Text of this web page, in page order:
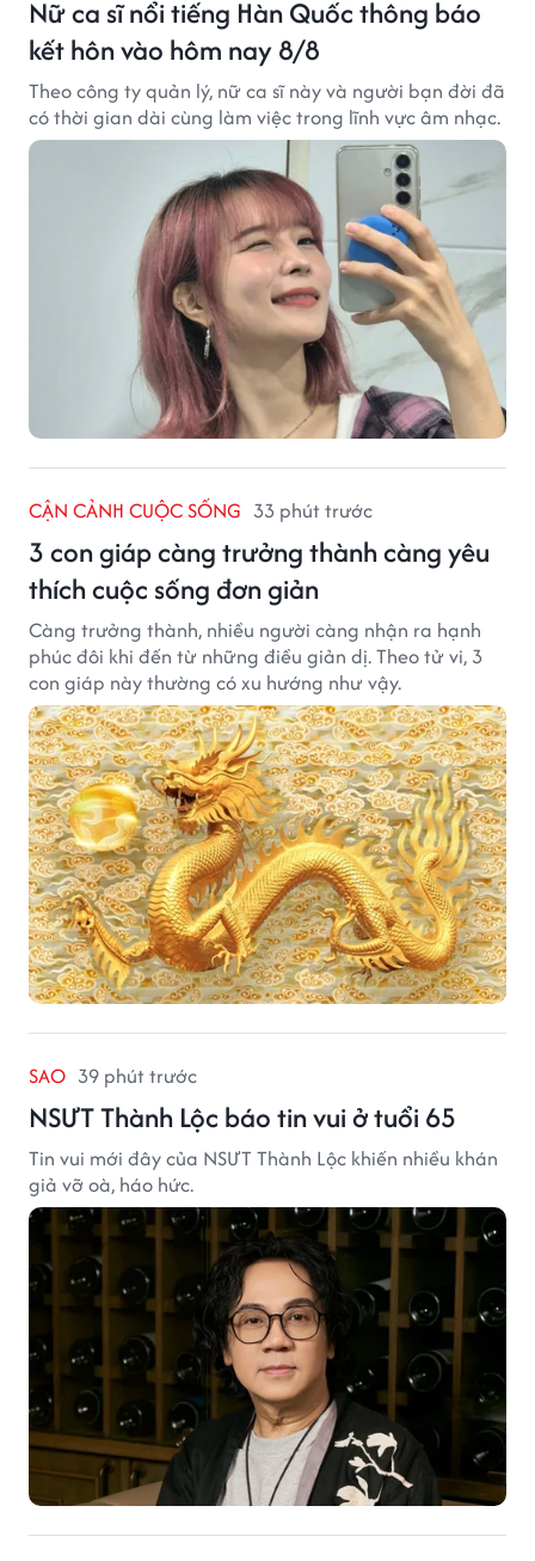
Nữ ca sĩ nổi tiếng Hàn Quốc thông báo
kết hôn vào hôm nay 8/8
Theo công ty quản lý, nữ ca sĩ này và người bạn đời đã
có thời gian dài cùng làm việc trong lĩnh vực âm nhạc.
CẬN CẢNH CUỘC SỐNG 33 phút trước
3 con giáp càng trưởng thành càng yêu
thích cuộc sống đơn giản
Càng trưởng thành, nhiều người càng nhận ra hạnh
phúc đôi khi đến từ những điều giản dị. Theo tử vi, 3
con giáp này thường có xu hướng như vậy.
SAO 39 phút trước
NSƯT Thành Lộc báo tin vui ở tuổi 65
Tin vui mới đây của NSƯT Thành Lộc khiến nhiều khán
giả vỡ oà, háo hức.